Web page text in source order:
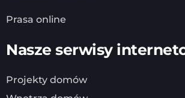
Prasa online
Nasze serwisy
Projekty domów